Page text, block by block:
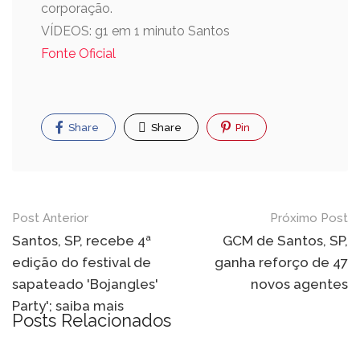
corporação.
VÍDEOS: g1 em 1 minuto Santos
Fonte Oficial
Share Share Pin
Post Anterior
Santos, SP, recebe 4ª
edição do festival de
sapateado 'Bojangles'
Party'; saiba mais
Próximo Post
GCM de Santos, SP,
ganha reforço de 47
novos agentes
Posts Relacionados